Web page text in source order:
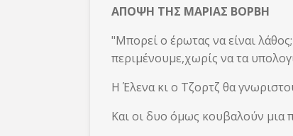
ΑΠΟΨΗ ΤΗΣ ΜΑΡΙΑΣ ΒΟΡΒΗ
"Μπορεί ο έρωτας να είναι
περιμένουμε,χωρίς να τα
Η Έλενα κι ο Τζορτζ θα
Και οι δυο όμως κουβαλούν μια